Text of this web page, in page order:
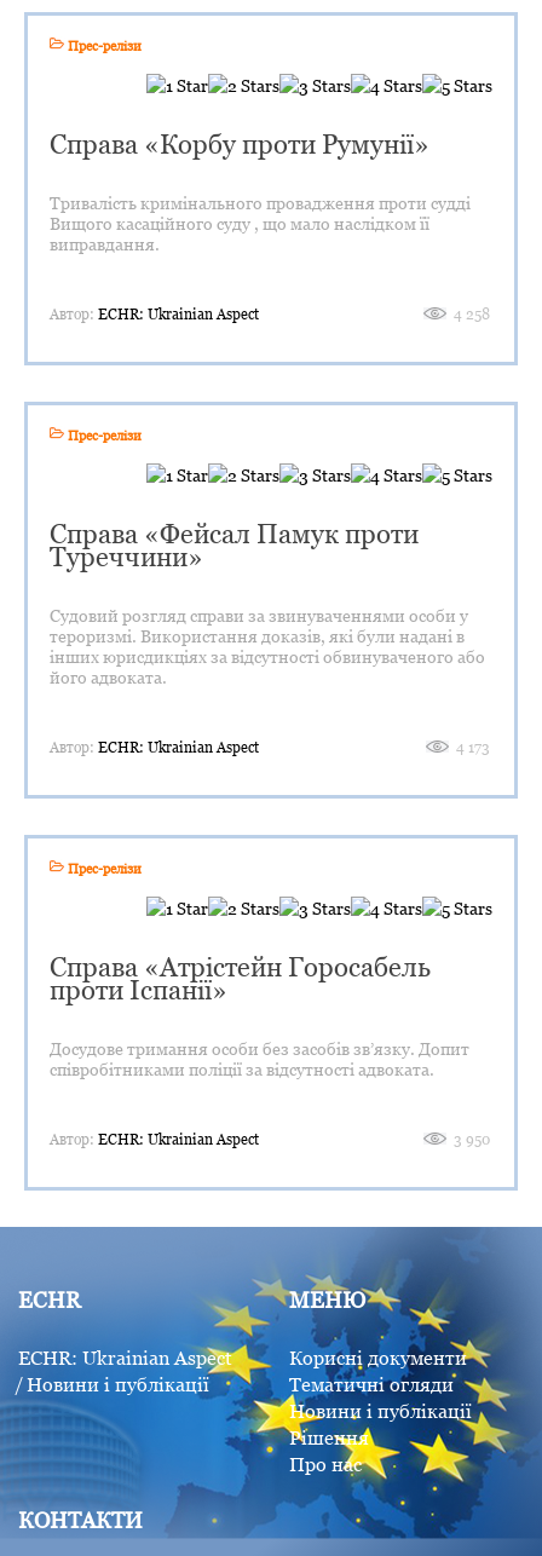
Прес-релізи
Справа «Корбу проти Румунії»
Тривалість кримінального провадження проти судді
Вищого касаційного суду , що мало наслідком її
виправдання.
Автор: ECHR: Ukrainian Aspect 4 258
Прес-релізи
Справа «Фейсал Памук проти
Туреччини»
Судовий розгляд справи за звинуваченнями особи у
тероризмі. Використання доказів, які були надані в
інших юрисдикціях за відсутності обвинуваченого або
його адвоката.
Автор: ECHR: Ukrainian Aspect 4 173
Прес-релізи
Справа «Атрістейн Горосабель
проти Іспанії»
Досудове тримання особи без засобів зв’язку. Допит
співробітниками поліції за відсутності адвоката.
Автор: ECHR: Ukrainian Aspect 3 950
ECHR
ECHR: Ukrainian Aspect
Новини і публікації
МЕНЮ
Корисні документи
Тематичні огляди
Новини і публікації
Рішення
Про нас
КОНТАКТИ